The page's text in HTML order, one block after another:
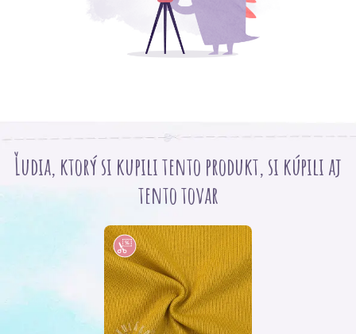
Ľudia, ktorý si kupili tento produkt, si kúpili aj
tento tovar